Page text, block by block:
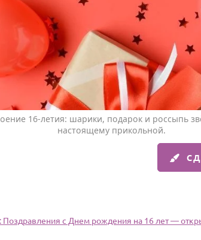
16-летия: шарики, подарок и россыпь
настоящему прикольной.
: Поздравления c Днем рождения на 16 лет —